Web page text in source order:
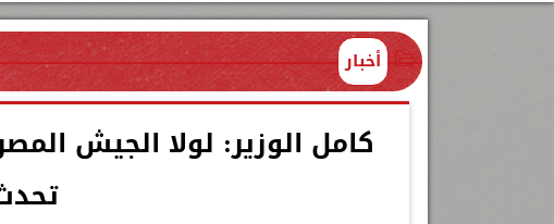
أخبار
كامل الوزير: لولا الجيش